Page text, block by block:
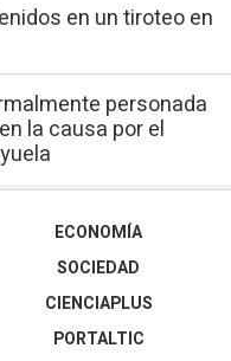
en un tiroteo en
personada
la causa por el
ECONOMÍA
SOCIEDAD
CIENCIAPLUS
PORTALTIC